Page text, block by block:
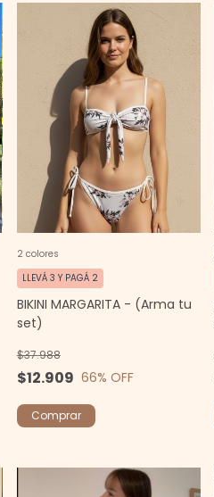
BIKINI MARGARITA - (Arma tu
set)
$12.909
$37.988
66% OFF
LLEVÁ 3 Y PAGÁ 2
2 colores
Comprar